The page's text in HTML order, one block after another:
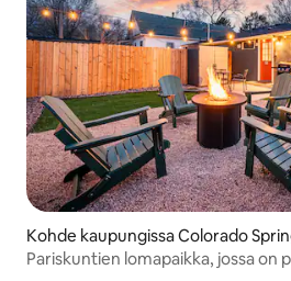
Kohde kaupungissa Colorado
Pariskuntien lomapaikka, jossa on